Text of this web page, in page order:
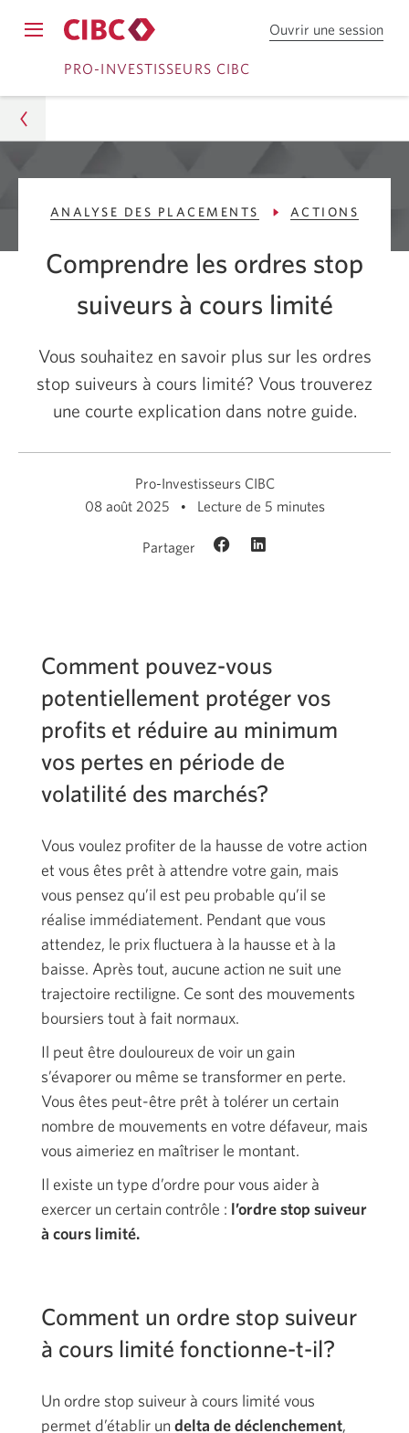
Passer
à
Passer
au
navigationPRO-INVESTISSEURS CIBC
Ouvrir une session
en
C
C.
Pro-Investisseurs CIBC
Conseils
Analyse des placements
Actions
Comprendre les ordres stop suiveurs à cours limité
ANALYSE DES PLACEMENTS ACTIONS
Comprendre les ordres stop
suiveurs à cours limité
Vous souhaitez en savoir plus sur les ordres
stop suiveurs à cours limité? Vous trouverez
une courte explication dans notre guide.
Pro-Investisseurs CIBC
08 août 2025
Lecture de 5 minutes
Partager
Comment pouvez-vous
potentiellement protéger vos
profits et réduire au minimum
vos pertes en période de
volatilité des marchés?
Vous voulez profiter de la hausse de votre action
et vous êtes prêt à attendre votre gain, mais
vous pensez qu’il est peu probable qu’il se
réalise immédiatement. Pendant que vous
attendez, le prix fluctuera à la hausse et à la
baisse. Après tout, aucune action ne suit une
trajectoire rectiligne. Ce sont des mouvements
boursiers tout à fait normaux.
Il peut être douloureux de voir un gain
s’évaporer ou même se transformer en perte.
Vous êtes peut-être prêt à tolérer un certain
nombre de mouvements en votre défaveur, mais
vous aimeriez en maîtriser le montant.
Il existe un type d’ordre pour vous aider à
exercer un certain contrôle : l’ordre stop suiveur
à cours limité.
Comment un ordre stop suiveur
à cours limité fonctionne-t-il?
Un ordre stop suiveur à cours limité vous
permet d’établir un delta de déclenchement,